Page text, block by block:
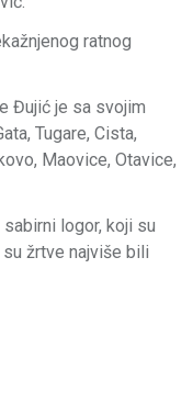
ratnog
Đujić je sa svojim
Tugare, Cista,
Maovice, Otavice,
logor, koji su
žrtve najviše bili